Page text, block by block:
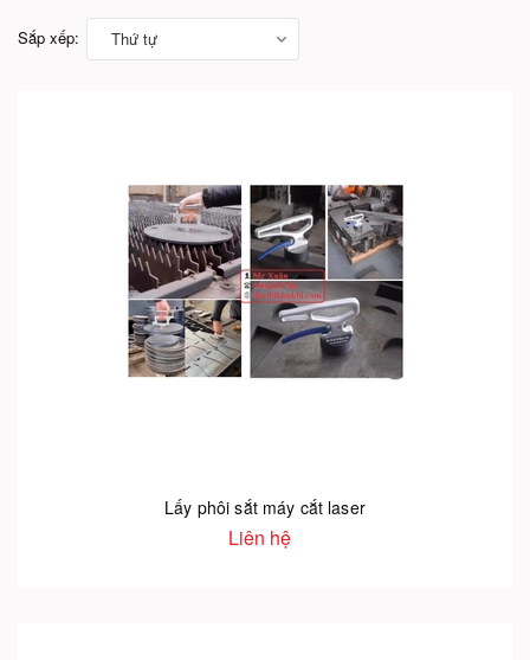
Sắp xếp: Thứ tự
Lấy phôi sắt máy cắt laser
Liên hệ